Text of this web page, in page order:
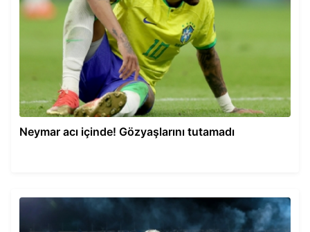
Neymar acı içinde! Gözyaşlarını tutamadı